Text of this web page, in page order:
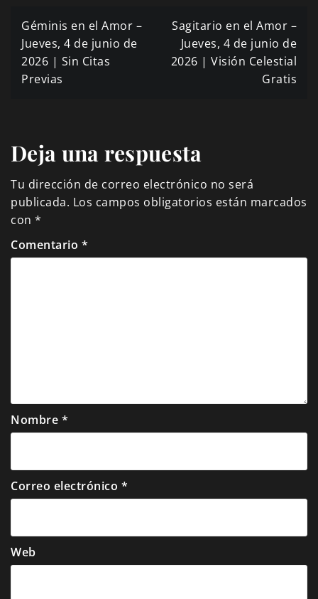
Navegación
de
entradas
Géminis en el Amor –
Jueves, 4 de junio de
2026 | Sin Citas
Previas
Sagitario en el Amor –
Jueves, 4 de junio de
2026 | Visión Celestial
Gratis
Deja una respuesta
Tu dirección de correo electrónico no será
publicada. Los campos obligatorios están marcados
con *
Comentario *
Nombre *
Correo electrónico *
Web